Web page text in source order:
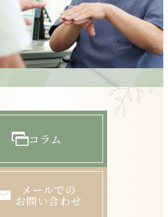
コラム
メールでの
お問い合わせ